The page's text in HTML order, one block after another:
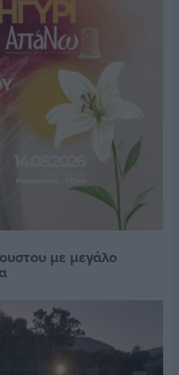
με μεγάλο